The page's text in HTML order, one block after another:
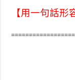
【用一句話形